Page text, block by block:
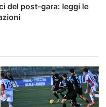
del post-gara: leggi le